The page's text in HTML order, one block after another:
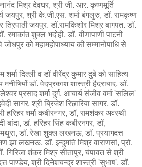
मिश्र देवघर, श्री जी. आर. कृष्णमूर्ति
जयपुर, श्री के.जी.एस. शर्मा बंगलुरु, डॉ. रामकृष्ण
त्रिपाठी जयपुर, डॉ.रामकिशोर मिश्र बागपत, डॉ.
रमाकांत शुक्ल भदोही, डॉ. वीणापाणी पाटनी
को महामहोपाध्याय की सम्मानोपाधि से
शर्मा दिल्ली व डॉ वीरेंद्र कुमार दुबे को साहित्य
मनीषियों डॉ. वेदप्रकाश शास्त्री हैदराबाद, डॉ.
प्रसाद शर्मा दुर्ग, आचार्य संजीव वर्मा 'सलिल'
सागर, श्री ब्रिजेश रिछारिया सागर, डॉ.
हरिहर शर्मा कबीरनगर, डॉ, रामशंकर अवस्थी
बांदा, डॉ. हरिहर सिंह कबीरनगर, डॉ,
डॉ. रेखा शुक्ल लखनऊ, डॉ. प्रयागदत्त
झा लखनऊ, डॉ. इन्दुमति मिश्र वाराणसी, प्रो.
गिरिजा शंकर मिश्र सीतापुर, चंपावत से श्री
पाण्डेय, श्री दिनेशचन्द्र शास्त्री 'सुभाष', डॉ.